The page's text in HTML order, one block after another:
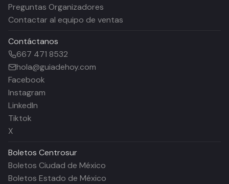
Preguntas Organizadores
Contactar al equipo de ventas
Contáctanos
667 471 8532
hola@guiadehoy.com
Facebook
Instagram
LinkedIn
Tiktok
X
Boletos Centrosur
Boletos Ciudad de México
Boletos Estado de México